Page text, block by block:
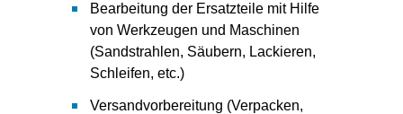
Bearbeitung der Ersatzteile mit Hilfe
von Werkzeugen und Maschinen
(Sandstrahlen, Säubern, Lackieren,
Schleifen, etc.)
Versandvorbereitung (Verpacken,